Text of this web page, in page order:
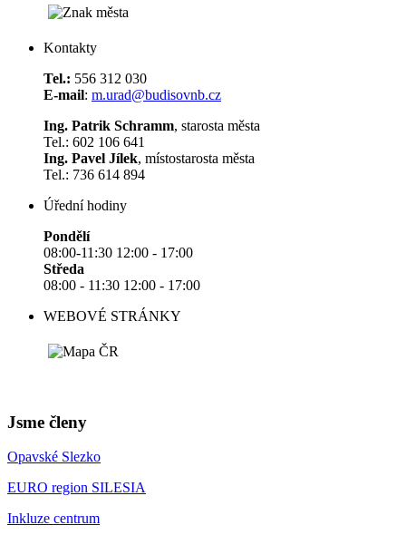
Kontakty
Tel.: 556 312 030
E-mail: m.urad@budisovnb.cz
Ing. Patrik Schramm, starosta města
Tel.: 602 106 641
Ing. Pavel Jílek, místostarosta města
Tel.: 736 614 894
Úřední hodiny
Pondělí
08:00-11:30 12:00 - 17:00
Středa
08:00 - 11:30 12:00 - 17:00
WEBOVÉ STRÁNKY
Jsme členy
Opavské Slezko
EURO region SILESIA
Inkluze centrum